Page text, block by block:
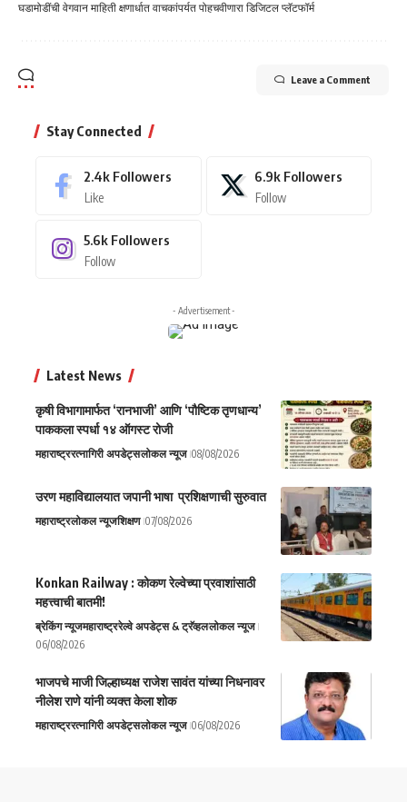
घडामोडींची वेगवान माहिती क्षणार्धात वाचकांपर्यत पोहचवीणारा डिजिटल प्लॅटफॉर्म
Leave a Comment
Stay Connected
2.4k Followers
Like
6.9k Followers
Follow
5.6k Followers
Follow
- Advertisement -
Latest News
कृषी विभागामार्फत ‘रानभाजी’ आणि ‘पौष्टिक तृणधान्य’
पाककला स्पर्धा १४ ऑगस्ट रोजी
महाराष्ट्ररत्नागिरी अपडेट्सलोकल न्यूज 08/08/2026
उरण महाविद्यालयात जपानी भाषा प्रशिक्षणाची सुरुवात
महाराष्ट्रलोकल न्यूजशिक्षण 07/08/2026
Konkan Railway : कोकण रेल्वेच्या प्रवाशांसाठी
महत्त्वाची बातमी!
ब्रेकिंग न्यूजमहाराष्ट्ररेल्वे अपडेट्स & ट्रॅव्हललोकल न्यूज
06/08/2026
भाजपचे माजी जिल्हाध्यक्ष राजेश सावंत यांच्या निधनावर
नीलेश राणे यांनी व्यक्त केला शोक
महाराष्ट्ररत्नागिरी अपडेट्सलोकल न्यूज 06/08/2026